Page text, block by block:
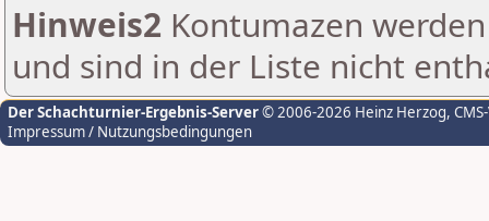
Hinweis2 Kontumazen
und sind in der Liste nicht
Der Schachturnier-Ergebnis-Server© 2006-2026 Heinz Herzog,
Impressum / Nutzungsbedingungen